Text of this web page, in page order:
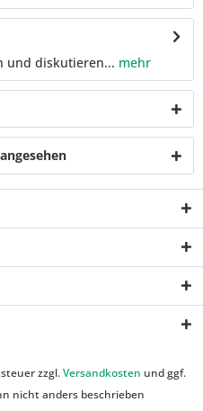
und diskutieren... mehr
zzgl.Versandkosten und ggf.
nicht anders beschrieben